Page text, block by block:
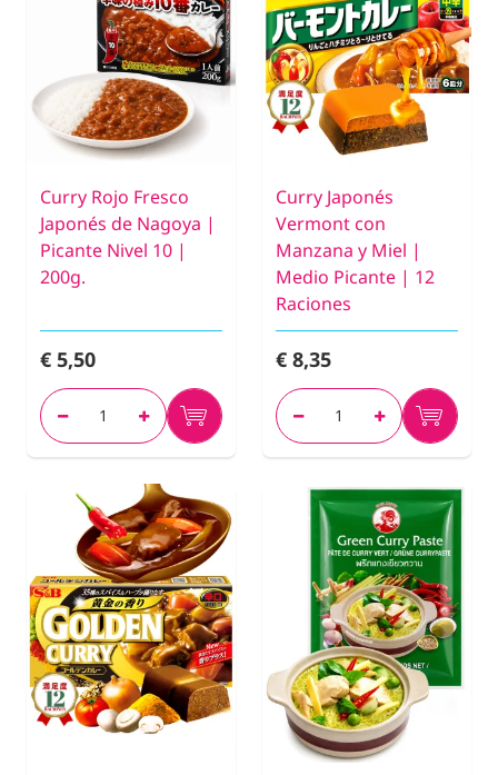
Curry Rojo Fresco
Japonés de Nagoya |
Picante Nivel 10 |
200g.
€ 5,50
Curry Japonés
Vermont con
Manzana y Miel |
Medio Picante | 12
Raciones
€ 8,35